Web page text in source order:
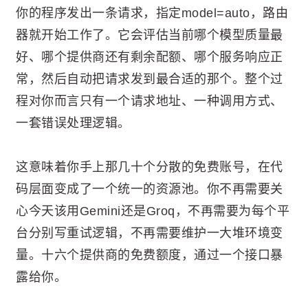
你的程序发出一条请求，指定model=auto，路由
器就开始工作了。它会评估当前哪个模型质量最
好、哪个提供商还有剩余配额、哪个服务响应正
常，然后自动把请求发到最合适的那个。整个过
程对你而言只有一个请求地址、一种调用方式、
一套错误处理逻辑。
这意味着你手上那几十个分散的免费账号，在代
码层面变成了一个统一的资源池。你不再需要关
心今天该用Gemini还是Groq，不再需要为每个平
台分别写重试逻辑，不再需要维护一大堆环境变
量。十六个提供商的免费额度，通过一个接口暴
露给你。